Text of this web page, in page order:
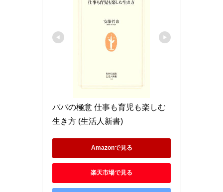
パパの極意 仕事も育児も楽しむ
生き方 (生活人新書)
Amazonで見る
楽天市場で見る